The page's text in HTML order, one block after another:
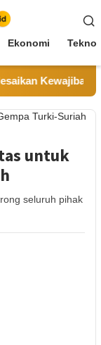
Ekonomi
Kewajiban
untuk
seluruh pihak